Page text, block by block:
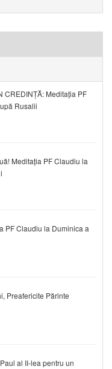
CREDINȚĂ: Meditația PF
Rusalii
Meditația PF Claudiu la
PF Claudiu la Duminica a
Preafericite Părinte
al II-lea pentru un